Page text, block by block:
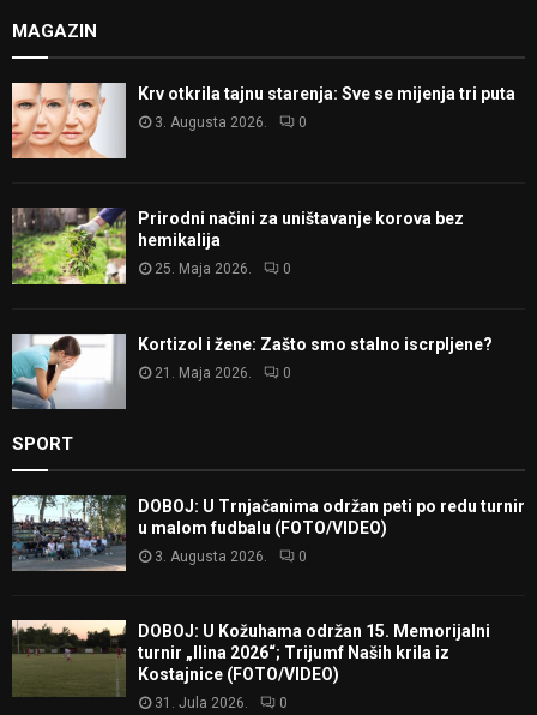
MAGAZIN
Krv otkrila tajnu starenja: Sve se mijenja tri puta
3. Augusta 2026. 0
Prirodni načini za uništavanje korova bez
hemikalija
25. Maja 2026. 0
Kortizol i žene: Zašto smo stalno iscrpljene?
21. Maja 2026. 0
SPORT
DOBOJ: U Trnjačanima održan peti po redu turnir
u malom fudbalu (FOTO/VIDEO)
3. Augusta 2026. 0
DOBOJ: U Kožuhama održan 15. Memorijalni
turnir „Ilina 2026“; Trijumf Naših krila iz
Kostajnice (FOTO/VIDEO)
31. Jula 2026. 0